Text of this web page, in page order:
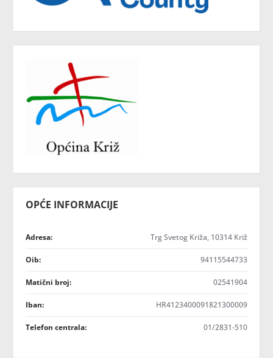
OPĆE INFORMACIJE
Adresa: Trg Svetog Križa, 10314 Križ
Oib: 94115544733
Matični broj: 02541904
Iban: HR4123400091821300009
Telefon centrala: 01/2831-510